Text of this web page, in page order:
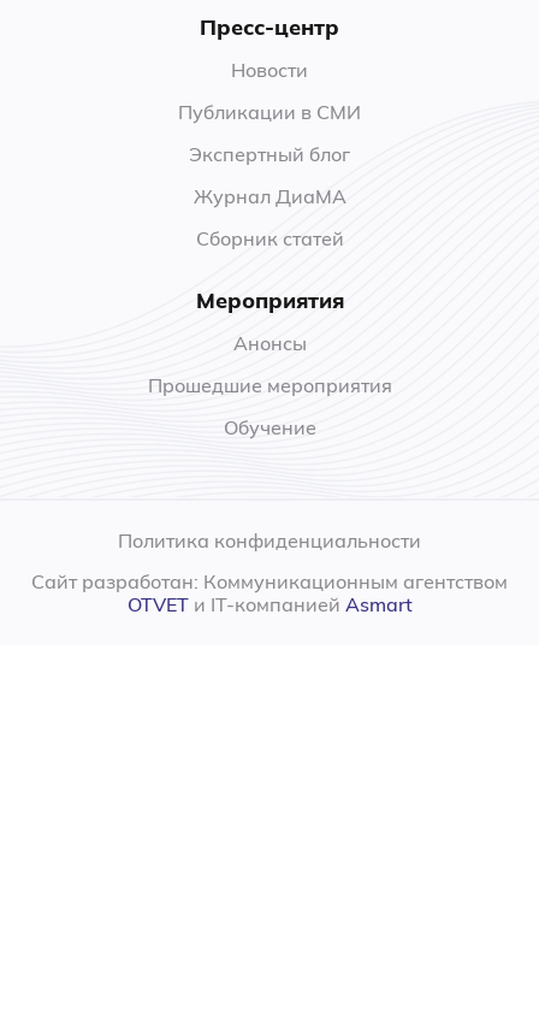
Пресс-центр
Новости
Публикации в СМИ
Экспертный блог
Журнал ДиаМА
Сборник статей
Мероприятия
Анонсы
Прошедшие мероприятия
Обучение
Политика конфиденциальности
Сайт разработан: Коммуникационным агентством
OTVETи IT-компанией Asmart